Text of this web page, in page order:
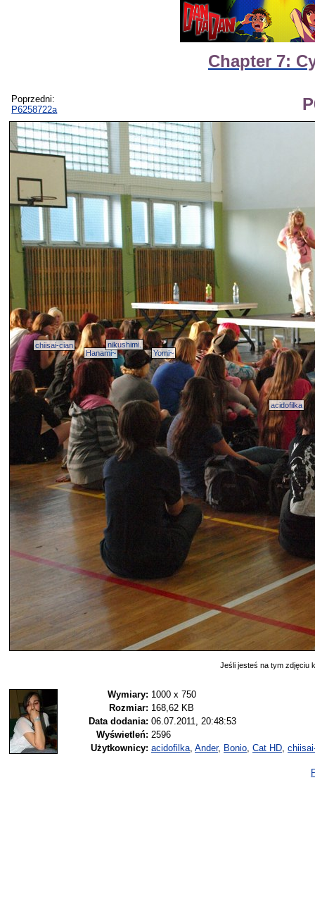
Chapter 7:
Poprzedni:
P6258722a
acidofilka
chiisai-cian
Hanami~
nikushimi.
Yomi~
Jeśli jesteś na tym zdjęciu
Wymiary: 1000 x 750
Rozmiar: 168,62 KB
Data dodania: 06.07.2011, 20:48:53
Wyświetleń: 2596
Użytkownicy: acidofilka Ander, Bonio Cat HD